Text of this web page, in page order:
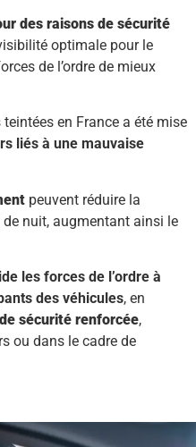
des raisons de sécurité
optimale pour le
de l’ordre de mieux
en France a été mise
liés à une mauvaise
peuvent réduire la
nuit, augmentant ainsi le
les forces de l’ordre à
des véhicules, en
sécurité renforcée,
ou dans le cadre de